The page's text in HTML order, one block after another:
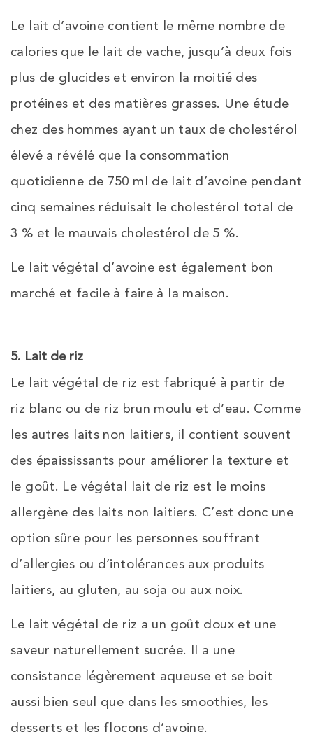
Le lait d’avoine contient le même nombre de
calories que le lait de vache, jusqu’à deux fois
plus de glucides et environ la moitié des
protéines et des matières grasses. Une étude
chez des hommes ayant un taux de cholestérol
élevé a révélé que la consommation
quotidienne de 750 ml de lait d’avoine pendant
cinq semaines réduisait le cholestérol total de
3 % et le mauvais cholestérol de 5 %.
Le lait végétal d’avoine est également bon
marché et facile à faire à la maison.
5. Lait de riz
Le lait végétal de riz est fabriqué à partir de
riz blanc ou de riz brun moulu et d’eau. Comme
les autres laits non laitiers, il contient souvent
des épaississants pour améliorer la texture et
le goût. Le végétal lait de riz est le moins
allergène des laits non laitiers. C’est donc une
option sûre pour les personnes souffrant
d’allergies ou d’intolérances aux produits
laitiers, au gluten, au soja ou aux noix.
Le lait végétal de riz a un goût doux et une
saveur naturellement sucrée. Il a une
consistance légèrement aqueuse et se boit
aussi bien seul que dans les smoothies, les
desserts et les flocons d’avoine.